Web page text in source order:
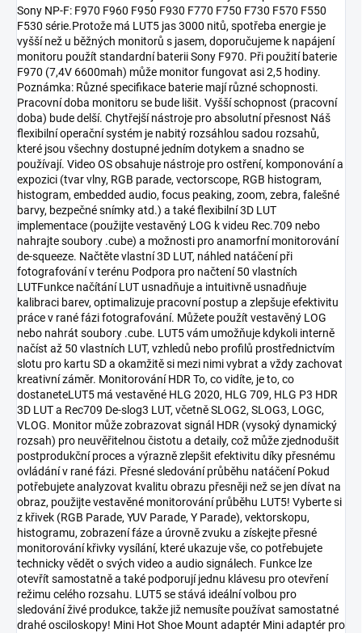
Sony NP-F: F970 F960 F950 F930 F770 F750 F730 F570 F550
F530 série.Protože má LUT5 jas 3000 nitů, spotřeba energie je
vyšší než u běžných monitorů s jasem, doporučujeme k napájení
monitoru použít standardní baterii Sony F970. Při použití baterie
F970 (7,4V 6600mah) může monitor fungovat asi 2,5 hodiny.
Poznámka: Různé specifikace baterie mají různé schopnosti.
Pracovní doba monitoru se bude lišit. Vyšší schopnost (pracovní
doba) bude delší. Chytřejší nástroje pro absolutní přesnost Náš
flexibilní operační systém je nabitý rozsáhlou sadou rozsahů,
které jsou všechny dostupné jedním dotykem a snadno se
používají. Video OS obsahuje nástroje pro ostření, komponování a
expozici (tvar vlny, RGB parade, vectorscope, RGB histogram,
histogram, embedded audio, focus peaking, zoom, zebra, falešné
barvy, bezpečné snímky atd.) a také flexibilní 3D LUT
implementace (použijte vestavěný LOG k videu Rec.709 nebo
nahrajte soubory .cube) a možnosti pro anamorfní monitorování
de-squeeze. Načtěte vlastní 3D LUT, náhled natáčení při
fotografování v terénu Podpora pro načtení 50 vlastních
LUTFunkce načítání LUT usnadňuje a intuitivně usnadňuje
kalibraci barev, optimalizuje pracovní postup a zlepšuje efektivitu
práce v rané fázi fotografování. Můžete použít vestavěný LOG
nebo nahrát soubory .cube. LUT5 vám umožňuje kdykoli interně
načíst až 50 vlastních LUT, vzhledů nebo profilů prostřednictvím
slotu pro kartu SD a okamžitě si mezi nimi vybrat a vždy zachovat
kreativní záměr. Monitorování HDR To, co vidíte, je to, co
dostaneteLUT5 má vestavěné HLG 2020, HLG 709, HLG P3 HDR
3D LUT a Rec709 De-slog3 LUT, včetně SLOG2, SLOG3, LOGC,
VLOG. Monitor může zobrazovat signál HDR (vysoký dynamický
rozsah) pro neuvěřitelnou čistotu a detaily, což může zjednodušit
postprodukční proces a výrazně zlepšit efektivitu díky přesnému
ovládání v rané fázi. Přesné sledování průběhu natáčení Pokud
potřebujete analyzovat kvalitu obrazu přesněji než se jen dívat na
obraz, použijte vestavěné monitorování průběhu LUT5! Vyberte si
z křivek (RGB Parade, YUV Parade, Y Parade), vektorskopu,
histogramu, zobrazení fáze a úrovně zvuku a získejte přesné
monitorování křivky vysílání, které ukazuje vše, co potřebujete
technicky vědět o svých video a audio signálech. Funkce lze
otevřít samostatně a také podporují jednu klávesu pro otevření
režimu celého rozsahu. LUT5 se stává ideální volbou pro
sledování živé produkce, takže již nemusíte používat samostatné
drahé osciloskopy! Mini Hot Shoe Mount adaptér Mini adaptér pro